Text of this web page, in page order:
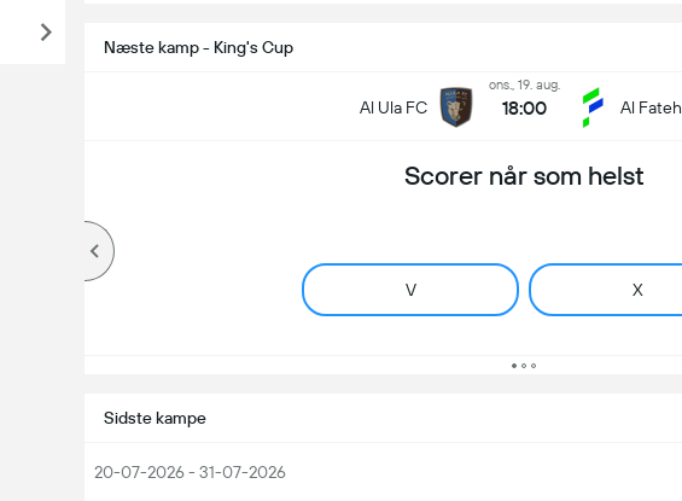
Næste kamp - King's Cup
Al Ula FC
ons., 19. aug.
18:00 Al Fateh
Scorer når som helst
V X
Sidste kampe
20-07-2026 - 31-07-2026